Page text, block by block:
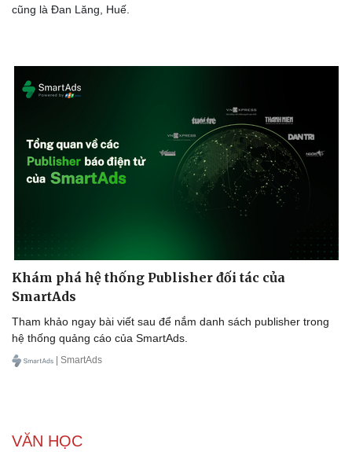
cũng là Đan Lăng, Huế.
Khám phá hệ thống Publisher đối tác của
SmartAds
Tham khảo ngay bài viết sau để nắm danh sách publisher trong
hệ thống quảng cáo của SmartAds.
| SmartAds
VĂN HỌC